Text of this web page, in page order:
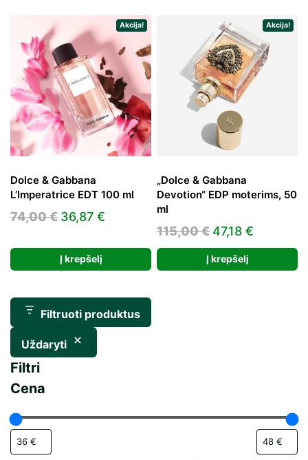
Akcija!
Dolce & Gabbana
L’Imperatrice EDT 100 ml
74,00€ Original
was:
74,00 €.
36,87 €
36,87 €.
Į krepšelį
Akcija!
„Dolce & Gabbana
Devotion“ EDP moterims, 50
ml
115,00€ Original
price
was:
47,18 €
price
is:
Į krepšelį
Filtruoti produktus
Uždaryti
Filtri
Cena